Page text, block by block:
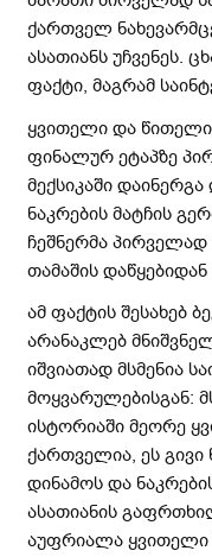
ქართველ
ასათიანს უჩვენეს.
ფაქტი, მაგრამ
ყვითელი და წითელი
ფინალურ ეტაპზე
მექსიკაში
ნაკრების მატჩის
ჩეშნერმა
თამაშის დაწყებიდან
ამ ფაქტის შესახებ
არანაკლებ
იშვიათად მსმენია
მოყვარულებისგან:
ისტორიაში მეორე
ქართველია, ეს
დინამოს და
ასათიანის
აუფრიალა ყვითელი